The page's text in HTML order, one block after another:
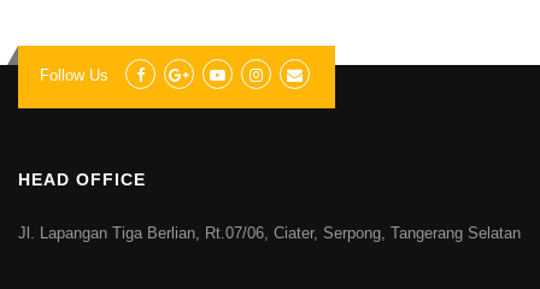
Follow Us
HEAD OFFICE
Jl. Lapangan Tiga Berlian, Rt.07/06, Ciater, Serpong, Tangerang Selatan